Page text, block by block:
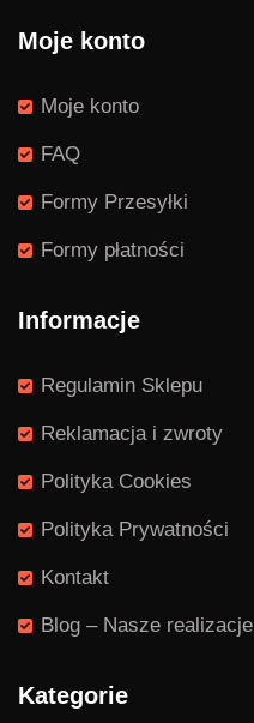
Moje konto
Moje konto
FAQ
Formy Przesyłki
Formy płatności
Informacje
Regulamin Sklepu
Reklamacja i zwroty
Polityka Cookies
Polityka Prywatności
Kontakt
Blog – Nasze realizacje
Kategorie